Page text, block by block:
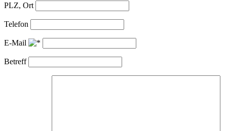
PLZ, Ort
Telefon
E-Mail
Betreff